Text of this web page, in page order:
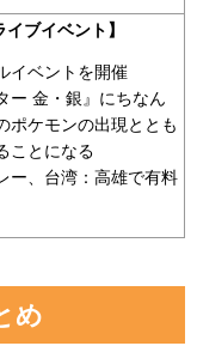
世界のレイドに登
」にシャドウホウ
Tour：ジョウト地
ータ
ブイベント】
イベントを開催
ー 金・銀』にちなん
ポケモンの出現ととも
ことになる
ー、台湾：高雄で有料
め